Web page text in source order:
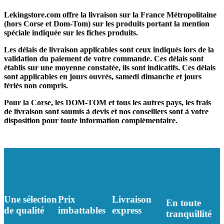
Lekingstore.com offre la livraison sur la France Métropolitaine
(hors Corse et Dom-Tom) sur les produits portant la mention
spéciale indiquée sur les fiches produits.
Les délais de livraison applicables sont ceux indiqués lors de la
validation du paiement de votre commande. Ces délais sont
établis sur une moyenne constatée, ils sont indicatifs. Ces délais
sont applicables en jours ouvrés, samedi dimanche et jours
fériés non compris.
Pour la Corse, les DOM-TOM et tous les autres pays, les frais
de livraison sont soumis à devis et nos conseillers sont à votre
disposition pour toute information complémentaire.
Une sélection
de qualité
Prix
imbattables
Livraison
express
En toute
tranquillité